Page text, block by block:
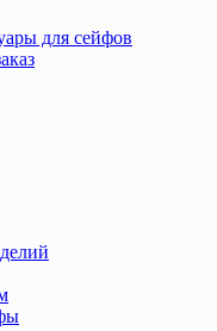
для сейфов